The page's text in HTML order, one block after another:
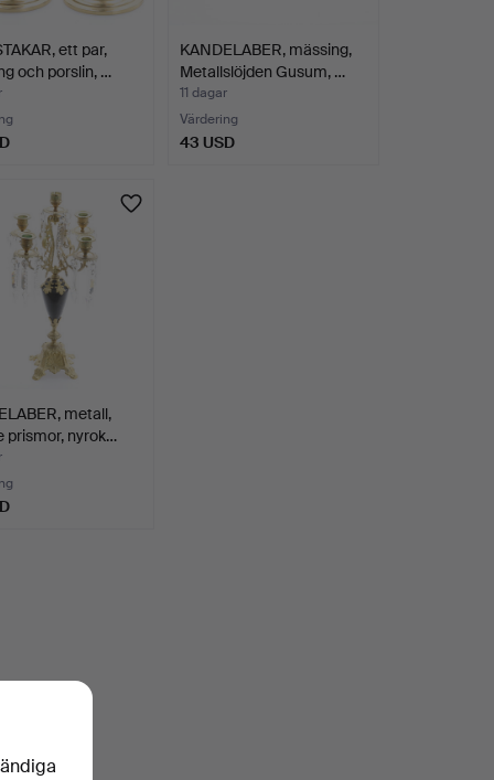
ett par,
och porslin, …
KANDELABER, mässing,
Metallslöjden Gusum, …
11 dagar
Värdering
43 USD
metall,
prismor, nyrok…